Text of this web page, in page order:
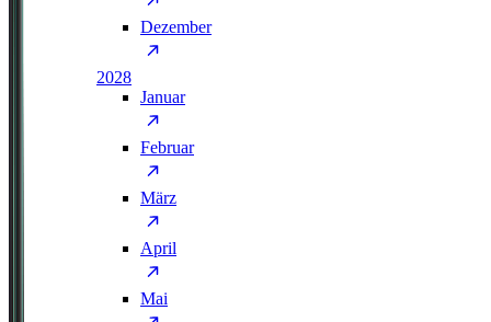
Dezember
2028
Januar
Februar
März
April
Mai